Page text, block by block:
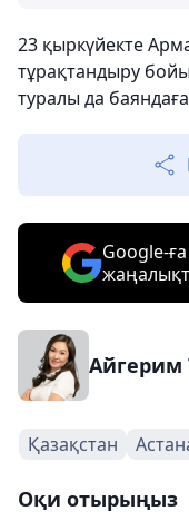
23 қыркүйекте
тұрақтандыру
туралы да
Google-
Айгерим
Қазақстан
Оқи отырыңыз